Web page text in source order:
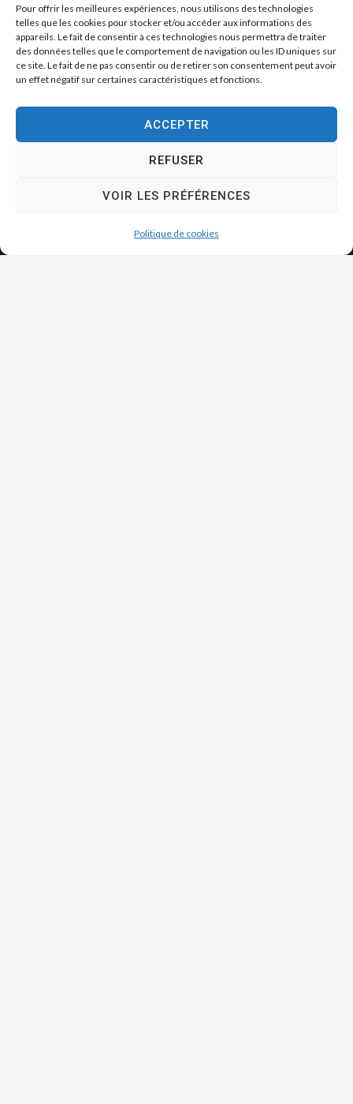
Pour offrir les meilleures expériences, nous utilisons des technologies
telles que les cookies pour stocker et/ou accéder aux informations des
appareils. Le fait de consentir à ces technologies nous permettra de traiter
des données telles que le comportement de navigation ou les ID uniques sur
ce site. Le fait de ne pas consentir ou de retirer son consentement peut avoir
un effet négatif sur certaines caractéristiques et fonctions.
ACCEPTER
REFUSER
VOIR LES PRÉFÉRENCES
Politique de cookies